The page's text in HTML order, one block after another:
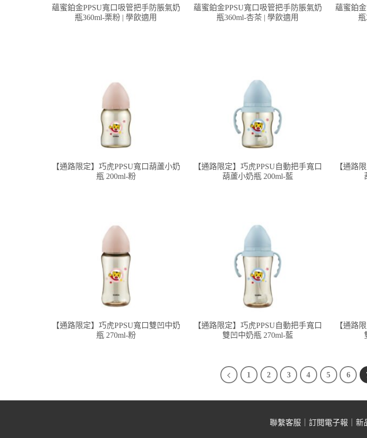
蘊蜜鉑金PPSU寬口吸管把手防脹氣奶
瓶360ml-栗粉 | 學飲適用
蘊蜜鉑金PPSU寬口吸管把手防脹氣奶
瓶360ml-杏茶 | 學飲適用
蘊蜜鉑
瓶
【通路限定】巧虎PPSU寬口葫蘆小奶
瓶 200ml-粉
【通路限定】巧虎PPSU自動把手寬口
葫蘆小奶瓶 200ml-藍
【通路
【通路限定】巧虎PPSU寬口雙凹中奶
瓶 270ml-粉
【通路限定】巧虎PPSU自動把手寬口
雙凹中奶瓶 270ml-藍
【通路
1 2 3 4 5 6
聯繫客服 訂閱電子報 新